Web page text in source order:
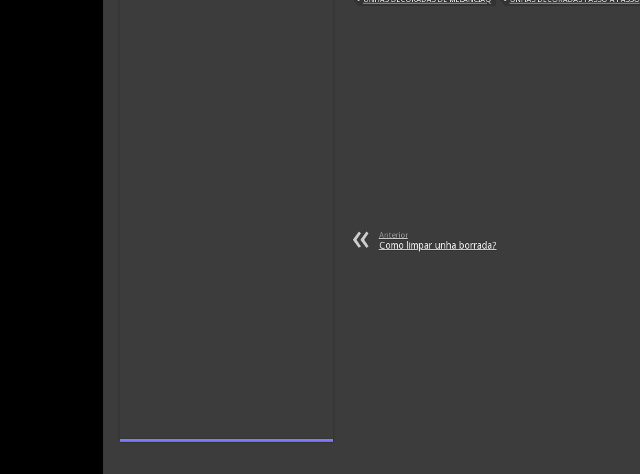
Anterior
Como limpar unha borrada?